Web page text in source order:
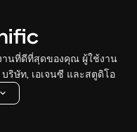
านที่ดีที่สุดของคุณ ผู้ใช้งาน
ริษัท, เอเจนซี และสตูดิโอ